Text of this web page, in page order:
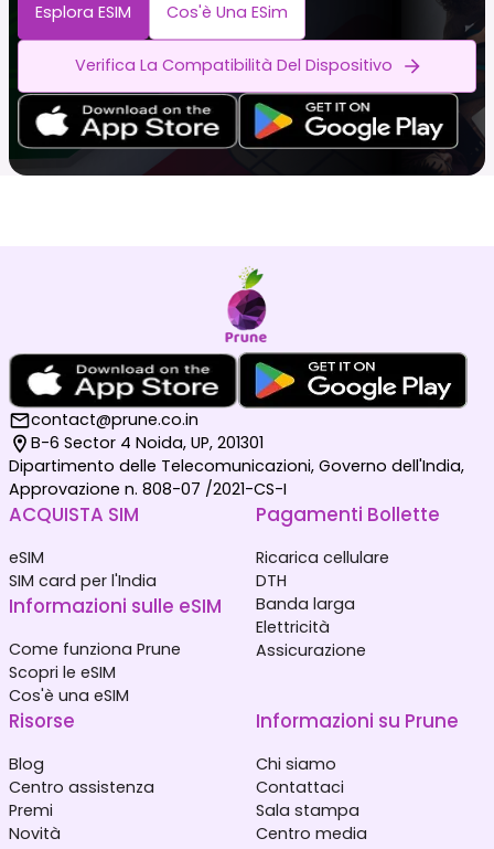
Esplora ESIM Cos'è Una ESim
Verifica La Compatibilità Del Dispositivo
contact@prune.co.in
B-6 Sector 4 Noida, UP, 201301
Dipartimento delle Telecomunicazioni, Governo dell'India,
Approvazione n. 808-07 /2021-CS-I
ACQUISTA SIM
eSIM
SIM card per l'India
Informazioni sulle eSIM
Come funziona Prune
Scopri le eSIM
Cos'è una eSIM
Pagamenti Bollette
Ricarica cellulare
DTH
Banda larga
Elettricità
Assicurazione
Risorse
Blog
Centro assistenza
Premi
Novità
Informazioni su Prune
Chi siamo
Contattaci
Sala stampa
Centro media